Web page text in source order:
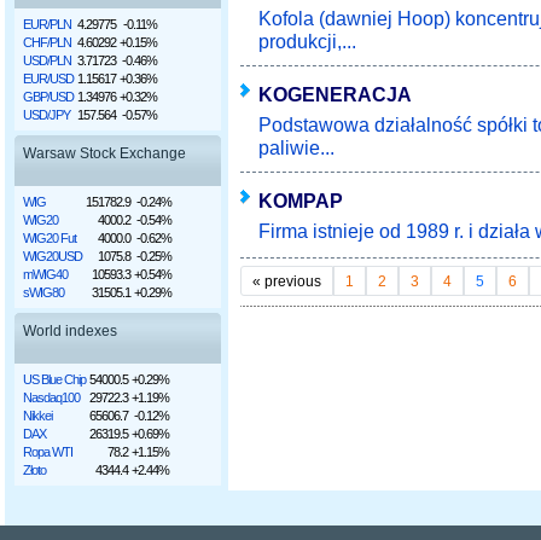
EUR/PLN 4.29775 -0.11%
CHF/PLN 4.60292 +0.15%
USD/PLN 3.71723 -0.46%
EUR/USD 1.15617 +0.36%
GBP/USD 1.34976 +0.32%
USD/JPY 157.564 -0.57%
Warsaw Stock Exchange
WIG 151782.9 -0.24%
WIG20
4000.2 -0.54%
WIG20 Fut
4000.0 -0.62%
WIG20USD
1075.8 -0.25%
mWIG40
10593.3 +0.54%
sWIG80
31505.1 +0.29%
World indexes
US Blue Chip 54000.5 +0.29%
Nasdaq100
29722.3 +1.19%
Nikkei
65606.7 -0.12%
DAX
26319.5 +0.69%
Ropa WTI
78.2 +1.15%
Złoto
4344.4 +2.44%
Kofola (dawniej Hoop)
produkcji,...
KOGENERACJA
Podstawowa działalność
paliwie...
KOMPAP
Firma istnieje od 1989 r. i
« previous 1 2 3 4 5 6